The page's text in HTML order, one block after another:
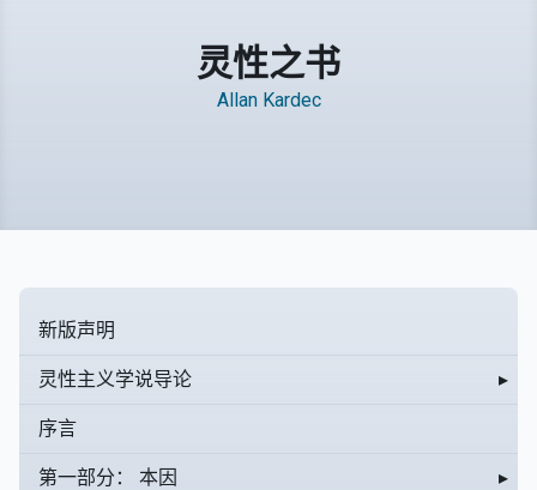
灵性之书
Allan Kardec
新版声明
灵性主义学说导论 ▸
序言
第一部分： 本因 ▸